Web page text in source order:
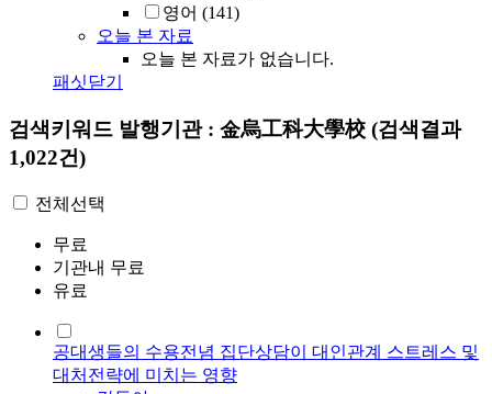
영어 (141)
오늘 본 자료
오늘 본 자료가 없습니다.
패싯닫기
검색키워드 발행기관 : 金烏工科大學校 (검색결과
1,022건)
전체선택
무료
기관내 무료
유료
공대생들의 수용전념 집단상담이 대인관계 스트레스 및
대처전략에 미치는 영향